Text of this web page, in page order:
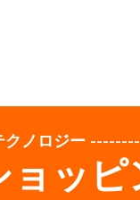
クノロジー
ッピ